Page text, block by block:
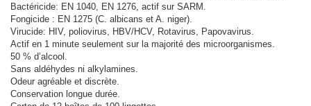
Bactéricide: EN 1040, EN 1276, actif sur SARM.
Fongicide : EN 1275 (C. albicans et A. niger).
Virucide: HIV, poliovirus, HBV/HCV, Rotavirus, Papovavirus.
Actif en 1 minute seulement sur la majorité des microorganismes.
50 % d’alcool.
Sans aldéhydes ni alkylamines.
Odeur agréable et discrète.
Conservation longue durée.